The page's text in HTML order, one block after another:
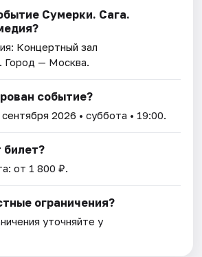
Сумерки. Сага.
Концертный зал
. Город — Москва.
событие?
сентября 2026 • суббота • 19:00.
билет?
от 1 800 ₽.
ограничения?
уточняйте у